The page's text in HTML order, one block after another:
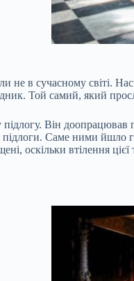
не в сучасному світі.
Той самий, який
Він доопрацював
підлоги. Саме ними
оскільки втілення цієї